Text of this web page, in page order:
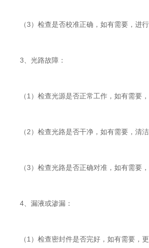
（3）检查是否校准正确，如有需要，进行校
3、光路故障：
（1）检查光源是否正常工作，如有需要，更
（2）检查光路是否干净，如有需要，清洁光
（3）检查光路是否正确对准，如有需要，进
4、漏液或渗漏：
（1）检查密封件是否完好，如有需要，更换